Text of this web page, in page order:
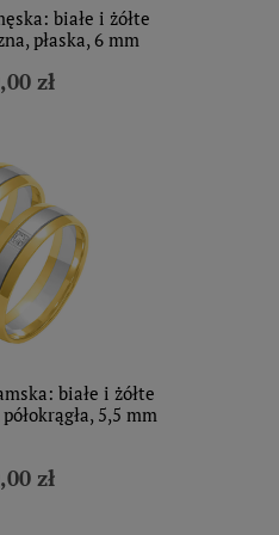
białe i żółte
płaska, 6 mm
zł
białe i żółte
5,5 mm
zł